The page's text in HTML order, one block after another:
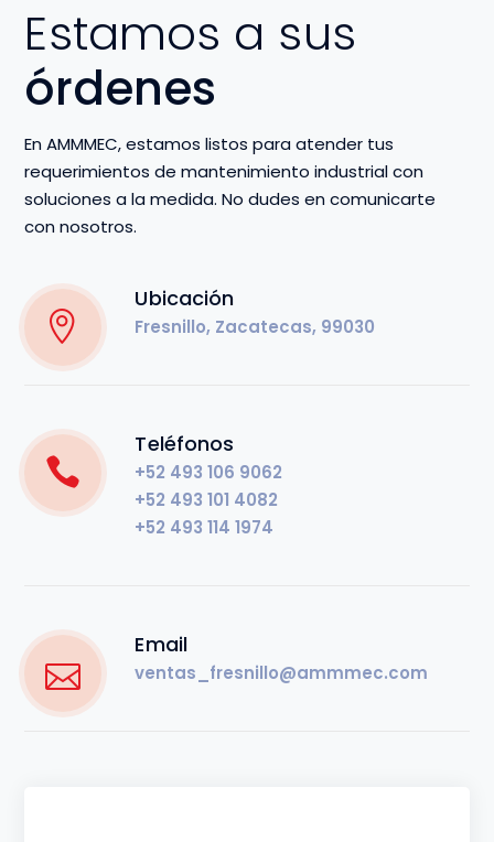
Estamos a sus
órdenes
En AMMMEC, estamos listos para atender tus
requerimientos de mantenimiento industrial con
soluciones a la medida. No dudes en comunicarte
con nosotros.
Ubicación
Fresnillo, Zacatecas, 99030
Teléfonos
+52 493 106 9062
+52 493 101 4082
+52 493 114 1974
Email
ventas_fresnillo@ammmec.com